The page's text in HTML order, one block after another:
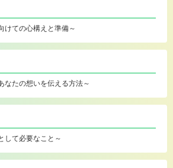
けての心構えと準備～
なたの想いを伝える方法～
して必要なこと～